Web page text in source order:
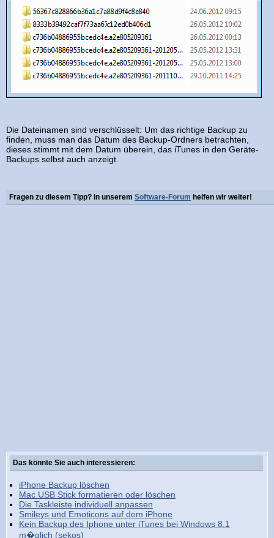
Die Dateinamen sind verschlüsselt: Um das richtige Backup zu
finden, muss man das Datum des Backup-Ordners betrachten,
dieses stimmt mit dem Datum überein, das iTunes in den Geräte-
Backups selbst auch anzeigt.
Fragen zu diesem Tipp? In unserem Software-Forum helfen wir weiter!
Das könnte Sie auch interessieren:
iPhone Backup löschen
Mac USB Stick formatieren oder löschen
Die Taskleiste individuell anpassen
Smileys und Emoticons auf dem iPhone
Kein Backup des Iphone unter iTunes bei Windows 8.1
m�glich (sekos)